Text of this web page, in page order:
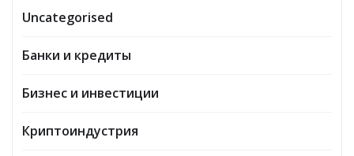
Uncategorised
Банки и кредиты
Бизнес и инвестиции
Криптоиндустрия